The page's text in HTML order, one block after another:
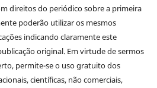
direitos do periódico sobre a primeira
poderão utilizar os mesmos
indicando claramente este
original. Em virtude de sermos
permite-se o uso gratuito dos
científicas, não comerciais,